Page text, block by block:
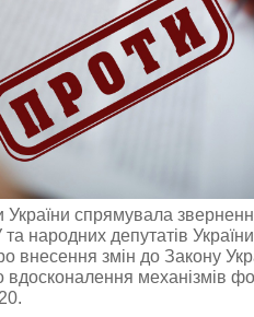
України спрямувала
народних депутатів
внесення змін до Закону
вдосконалення механізмів